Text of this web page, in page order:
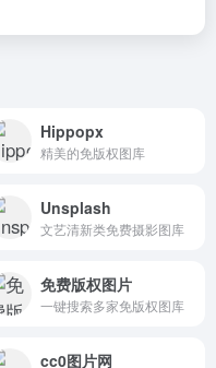
Hippopx
精美的免版权图库
Unsplash
文艺清新类免费摄影图库
免费版权图片
一键搜索多家免版权图库
cc0图片网